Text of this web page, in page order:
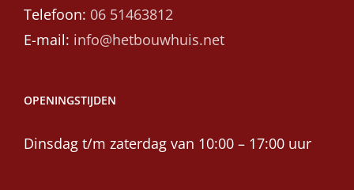
Telefoon: 06 51463812
E-mail: info@hetbouwhuis.net
OPENINGSTIJDEN
Dinsdag t/m zaterdag van 10:00 – 17:00 uur